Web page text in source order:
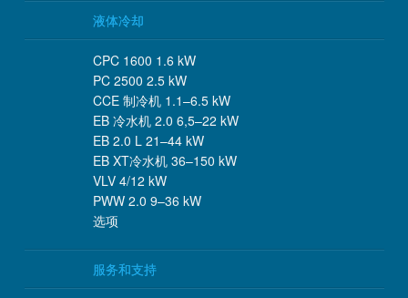
液体冷却
CPC 1600 1.6 kW
PC 2500 2.5 kW
CCE 制冷机 1.1–6.5 kW
EB 冷水机 2.0 6,5–22 kW
EB 2.0 L 21–44 kW
EB XT冷水机 36–150 kW
VLV 4/12 kW
PWW 2.0 9–36 kW
选项
服务和支持